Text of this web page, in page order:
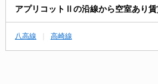
アプリコットⅡの沿線から空室あり
八高線 高崎線